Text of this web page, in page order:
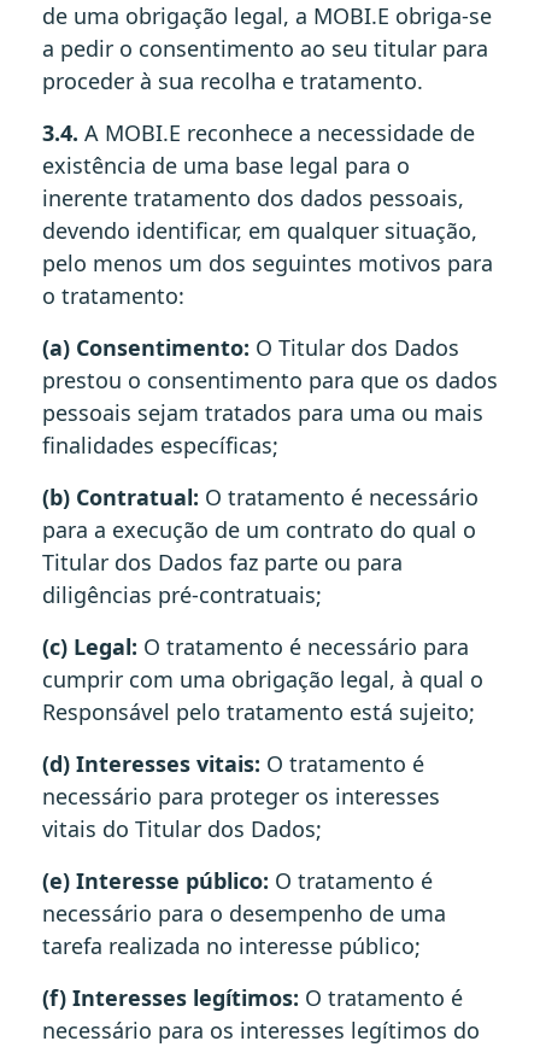
de uma obrigação legal, a MOBI.E obriga-se
a pedir o consentimento ao seu titular para
proceder à sua recolha e tratamento.
3.4. A MOBI.E reconhece a necessidade de
existência de uma base legal para o
inerente tratamento dos dados pessoais,
devendo identificar, em qualquer situação,
pelo menos um dos seguintes motivos para
o tratamento:
(a) Consentimento: O Titular dos Dados
prestou o consentimento para que os dados
pessoais sejam tratados para uma ou mais
finalidades específicas;
(b) Contratual: O tratamento é necessário
para a execução de um contrato do qual o
Titular dos Dados faz parte ou para
diligências pré-contratuais;
(c) Legal: O tratamento é necessário para
cumprir com uma obrigação legal, à qual o
Responsável pelo tratamento está sujeito;
(d) Interesses vitais: O tratamento é
necessário para proteger os interesses
vitais do Titular dos Dados;
(e) Interesse público: O tratamento é
necessário para o desempenho de uma
tarefa realizada no interesse público;
(f) Interesses legítimos: O tratamento é
necessário para os interesses legítimos do